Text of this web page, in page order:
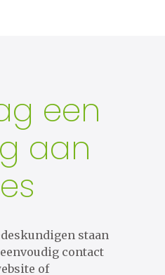
een
aan
staan
contact
of